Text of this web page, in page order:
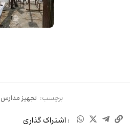
برچسب: تجهیز مدارس
: اشتراک گذاری